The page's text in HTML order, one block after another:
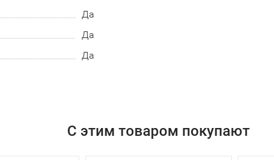
Да
Да
Да
С этим товаром покупают